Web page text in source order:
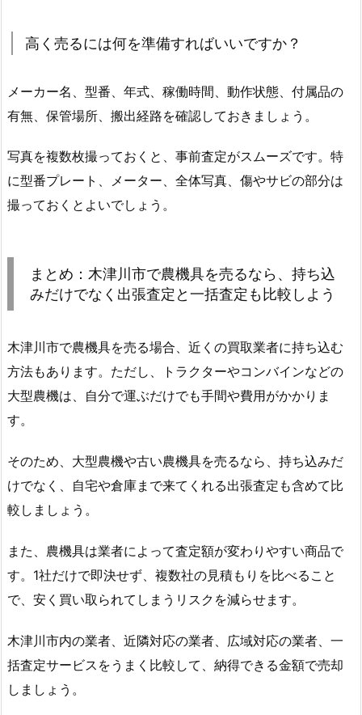
高く売るには何を準備すればいいですか？
メーカー名、型番、年式、稼働時間、動作状態、付属品の
有無、保管場所、搬出経路を確認しておきましょう。
写真を複数枚撮っておくと、事前査定がスムーズです。特
に型番プレート、メーター、全体写真、傷やサビの部分は
撮っておくとよいでしょう。
まとめ：木津川市で農機具を売るなら、持ち込
みだけでなく出張査定と一括査定も比較しよう
木津川市で農機具を売る場合、近くの買取業者に持ち込む
方法もあります。ただし、トラクターやコンバインなどの
大型農機は、自分で運ぶだけでも手間や費用がかかりま
す。
そのため、大型農機や古い農機具を売るなら、持ち込みだ
けでなく、自宅や倉庫まで来てくれる出張査定も含めて比
較しましょう。
また、農機具は業者によって査定額が変わりやすい商品で
す。1社だけで即決せず、複数社の見積もりを比べること
で、安く買い取られてしまうリスクを減らせます。
木津川市内の業者、近隣対応の業者、広域対応の業者、一
括査定サービスをうまく比較して、納得できる金額で売却
しましょう。